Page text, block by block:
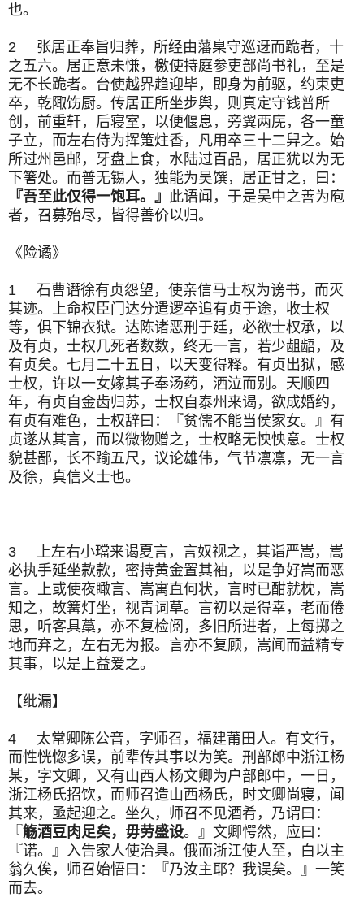
也。
2 张居正奉旨归葬，所经由藩臬守巡迓而跪者，十
之五六。居正意未慊，檄使持庭参吏部尚书礼，至是
无不长跪者。台使越界趋迎毕，即身为前驱，约束吏
卒，乾陬饬厨。传居正所坐步舆，则真定守钱普所
创，前重轩，后寝室，以便偃息，旁翼两庑，各一童
子立，而左右侍为挥箑炷香，凡用卒三十二舁之。始
所过州邑邮，牙盘上食，水陆过百品，居正犹以为无
下箸处。而普无锡人，独能为吴馔，居正甘之，曰：
『吾至此仅得一饱耳。』 此语闻，于是吴中之善为庖
者，召募殆尽，皆得善价以归。
《险谲》
1 石曹谮徐有贞怨望，使亲信马士权为谤书，而灭
其迹。上命权臣门达分遣逻卒追有贞于途，收士权
等，俱下锦衣狱。达陈诸恶刑于廷，必欲士权承，以
及有贞，士权几死者数数，终无一言，若少龃龉，及
有贞矣。七月二十五日，以天变得释。有贞出狱，感
士权，许以一女嫁其子奉汤药，洒泣而别。天顺四
年，有贞自金齿归苏，士权自泰州来谒，欲成婚约，
有贞有难色，士权辞曰：『贫儒不能当侯家女。』有
贞遂从其言，而以微物赠之，士权略无怏怏意。士权
貌甚鄙，长不踰五尺，议论雄伟，气节凛凛，无一言
及徐，真信义士也。
3 上左右小璫来谒夏言，言奴视之，其诣严嵩，嵩
必执手延坐款款，密持黄金置其袖，以是争好嵩而恶
言。上或使夜瞰言、嵩寓直何状，言时已酣就枕，嵩
知之，故篝灯坐，视青词草。言初以是得幸，老而倦
思，听客具藁，亦不复检阅，多旧所进者，上每掷之
地而弃之，左右无为报。言亦不复顾，嵩闻而益精专
其事，以是上益爱之。
【纰漏】
4 太常卿陈公音，字师召，福建莆田人。有文行，
而性恍惚多误，前辈传其事以为笑。刑部郎中浙江杨
某，字文卿，又有山西人杨文卿为户部郎中，一日，
浙江杨氏招饮，而师召造山西杨氏，时文卿尚寝，闻
其来，亟起迎之。坐久，师召不见酒肴，乃谓曰：
『觞酒豆肉足矣，毋劳盛设。』文卿愕然，应曰：
『诺。』入告家人使治具。俄而浙江使人至，白以主
翁久俟，师召始悟曰：『乃汝主耶？我误矣。』一笑
而去。